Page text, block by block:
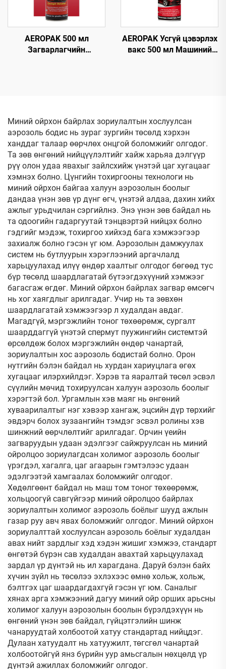
AEROPAK 500 мл
Загварлагчийн
AEROPAK Усгүй цэвэрлэх
вакс 500 мл Машиний
Миний ойрхон байрлах зориулалтын хослуулсан
аэрозоль бодис нь зураг зургийн төсөлд хэрхэн
ханддаг талаар өөрчлөх онцгой боломжийг олгодог.
Та зөв өнгөний нийцүүлэлтийг хайж харьяа дэлгүүр
рүү олон удаа явахыг зайлсхийж үнэтэй цаг хугацааг
хэмнэх болно. Цүнгийн тохиргооны технологи нь
миний ойрхон байгаа халуун аэрозолын боолыг
дандаа үнэн зөв үр дүнг өгч, үнэтэй алдаа, дахин хийх
ажлыг урьдчилан сэргийлнэ. Энэ үнэн зөв байдал нь
та одоогийн гадаргуутай тэнцвэртэй нийцэх болно
гэдгийг мэдэж, тохиргоо хийхэд бага хэмжээгээр
захиалж болно гэсэн үг юм. Аэрозолын дамжуулах
систем нь бутлуурын хэрэглээний аргачлалд
харьцуулахад илүү өндөр хаалтыг олгодог бөгөөд тус
бүр төсөлд шаардлагатай бүтээгдэхүүний хэмжээг
багасгаж өгдөг. Миний ойрхон байрлах загвар өмсөгч
нь хог хаягдлыг арилгадаг. Учир нь та зөвхөн
шаардлагатай хэмжээгээр л худалдан авдаг.
Магадгүй, мэргэжлийн тоног төхөөрөмж, сургалт
шаарддаггүй үнэтэй спермут пуужингийн системтэй
өрсөлдөж болох мэргэжлийн өндөр чанартай,
зориулалтын хос аэрозоль бодистай болно. Орон
нутгийн бэлэн байдал нь хурдан хариуцлага өгөх
хугацааг илэрхийлдэг. Хэрэв та яаралтай төсөл эсвэл
сүүлийн мөчид тохируулсан халуун аэрозоль боолыг
хэрэгтэй бол. Ургамлын хэв маяг нь өнгөний
хуваарилалтыг нэг хэвээр хангаж, эцсийн дүр төрхийг
эвдэрч болох зузаангийн тэмдэг эсвэл ролины хэв
шинжний өөрчлөлтийг арилгадаг. Орчин үеийн
загваруудын удаан эдэлгээг сайжруулсан нь миний
ойролцоо зориулагдсан холимог аэрозоль боолыг
үрэгдэл, хагалга, цаг агаарын гэмтэлээс удаан
эдэлгээтэй хамгаалах боломжийг олгодог.
Хөдөлгөөнт байдал нь маш том тоног төхөөрөмж,
хольцоогүй савгүйгээр миний ойролцоо байрлах
зориулалтын холимог аэрозоль боёлыг шууд ажлын
газар руу авч явах боломжийг олгодог. Миний ойрхон
зориулалттай хослуулсан аэрозоль боёлыг худалдан
авах нийт зардлыг хэд хэдэн жишиг хэмжээ, стандарт
өнгөтэй бүрэн сав худалдан авахтай харьцуулахад
зардал үр дүнтэй нь ил харагдана. Даруй бэлэн байх
хүчин зүйл нь төсөлээ эхлэхээс өмнө хольж, хольж,
бэлтгэх цаг шаардагдахгүй гэсэн үг юм. Саналыг
хянах арга хэмжээний дагуу миний ойр орших арьсны
холимог халуун аэрозолын боолын бүрэлдэхүүн нь
өнгөний үнэн зөв байдал, гүйцэтгэлийн шинж
чанаруудтай холбоотой хатуу стандартад нийцдэг.
Дулаан хатуудалт нь хатуужилт, төгсгөл чанартай
холбоотойгүй янз бүрийн уур амьсгалын нөхцөлд үр
дүнтэй ажиллах боломжийг олгодог.